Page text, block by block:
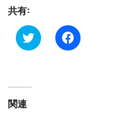
共有:
ク
リ
Facebook
で
関連